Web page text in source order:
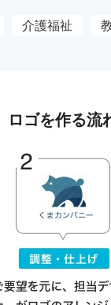
介護福祉
ロゴを作る流